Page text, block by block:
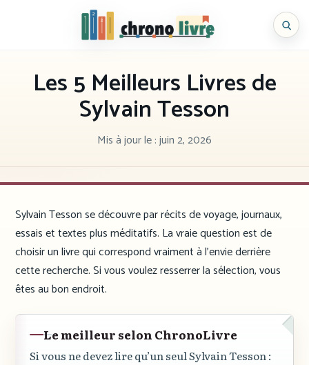
Chronolivre
Les 5 Meilleurs Livres de
Sylvain Tesson
Mis à jour le :juin 2, 2026
Sylvain Tesson se découvre par récits de voyage, journaux,
essais et textes plus méditatifs. La vraie question est de
choisir un livre qui correspond vraiment à l’envie derrière
cette recherche. Si vous voulez resserrer la sélection, vous
êtes au bon endroit.
Le meilleur selon ChronoLivre
Si vous ne devez lire qu’un seul Sylvain Tesson :